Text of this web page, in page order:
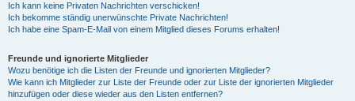
Ich kann keine Privaten Nachrichten verschicken!
Ich bekomme ständig unerwünschte Private Nachrichten!
Ich habe eine Spam-E-Mail von einem Mitglied dieses Forums erhalten!
Freunde und ignorierte Mitglieder
Wozu benötige ich die Listen der Freunde und ignorierten Mitglieder?
Wie kann ich Mitglieder zur Liste der Freunde oder zur Liste der ignorierten Mitglieder
hinzufügen oder diese wieder aus den Listen entfernen?